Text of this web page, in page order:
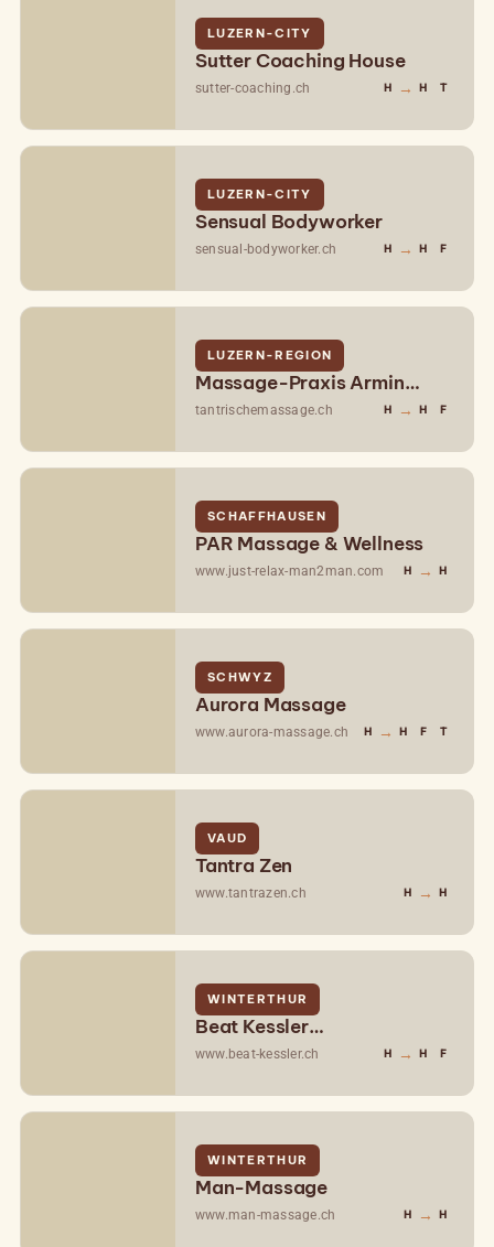
LUZERN-CITY
Sutter Coaching House
sutter-coaching.ch H → H T
LUZERN-CITY
Sensual Bodyworker
sensual-bodyworker.ch H → H F
LUZERN-REGION
Massage-Praxis Armin
Müller
tantrischemassage.ch H → H F
SCHAFFHAUSEN
PAR Massage & Wellness
www.just-relax-man2man.com H → H
SCHWYZ
Aurora Massage
www.aurora-massage.ch H → H F T
VAUD
Tantra Zen
www.tantrazen.ch H → H
WINTERTHUR
Beat Kessler
Berührungskunst
www.beat-kessler.ch H → H F
WINTERTHUR
Man-Massage
www.man-massage.ch H → H